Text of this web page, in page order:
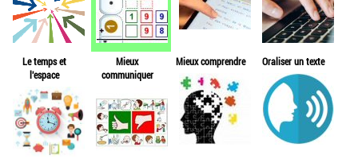
Le temps et
l'espace
Mieux
communiquer
Mieux comprendre Oraliser un texte